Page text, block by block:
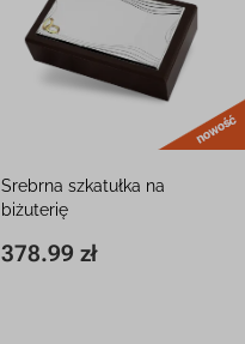
Srebrna szkatułka na
biżuterię
grawerem
378.99 zł
12 x 20,5 x 5,5 cm